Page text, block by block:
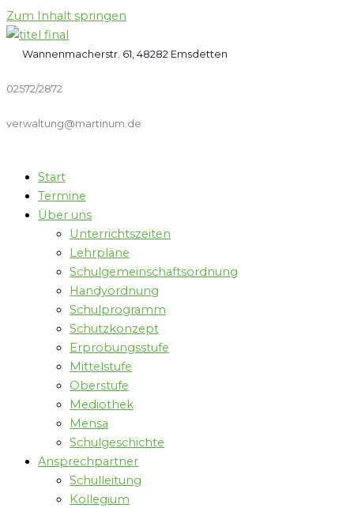
Zum Inhalt springen
Wannenmacherstr. 61, 48282 Emsdetten
02572/2872
verwaltung@martinum.de
Start
Termine
Über uns
Unterrichtszeiten
Lehrpläne
Schulgemeinschaftsordnung
Handyordnung
Schulprogramm
Schutzkonzept
Erprobungsstufe
Mittelstufe
Oberstufe
Mediothek
Mensa
Schulgeschichte
Ansprechpartner
Schulleitung
Kollegium